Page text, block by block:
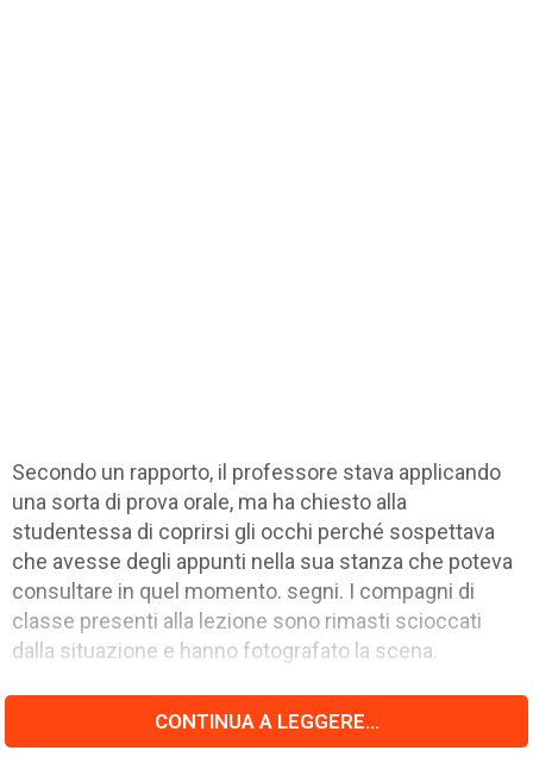
Secondo un rapporto, il professore stava applicando
una sorta di prova orale, ma ha chiesto alla
studentessa di coprirsi gli occhi perché sospettava
che avesse degli appunti nella sua stanza che poteva
consultare in quel momento. segni. I compagni di
classe presenti alla lezione sono rimasti scioccati
dalla situazione e hanno fotografato la scena.
CONTINUA A LEGGERE...